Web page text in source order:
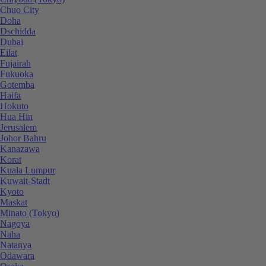
Chuo City
Doha
Dschidda
Dubai
Eilat
Fujairah
Fukuoka
Gotemba
Haifa
Hokuto
Hua Hin
Jerusalem
Johor Bahru
Kanazawa
Korat
Kuala Lumpur
Kuwait-Stadt
Kyoto
Maskat
Minato (Tokyo)
Nagoya
Naha
Natanya
Odawara